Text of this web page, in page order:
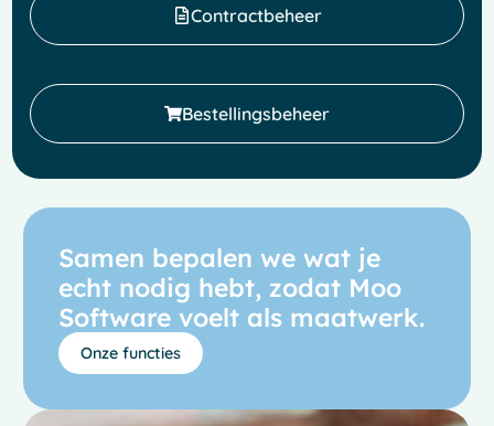
Contractbeheer
Bestellingsbeheer
Samen bepalen we wat je
echt nodig hebt, zodat Moo
Software voelt als maatwerk.
Onze functies